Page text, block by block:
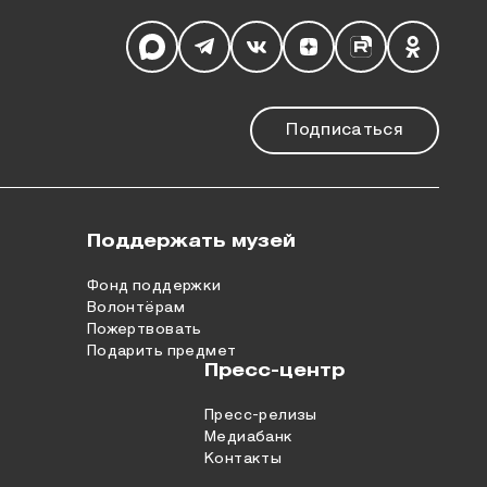
Подписаться
Мы в социальных сетях
Поддержать музей
Фонд поддержки
Волонтёрам
Пожертвовать
Подарить предмет
Пресс-центр
Пресс-релизы
Медиабанк
Контакты